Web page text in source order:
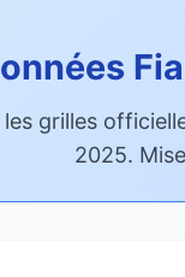
grilles
2025.